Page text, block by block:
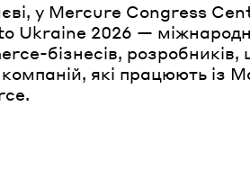
у Mercure Congress
Ukraine 2026 —
бізнесів, розробників,
компаній, які працюють із